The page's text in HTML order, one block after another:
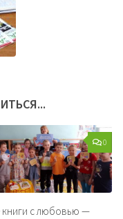
0
книги с любовью —